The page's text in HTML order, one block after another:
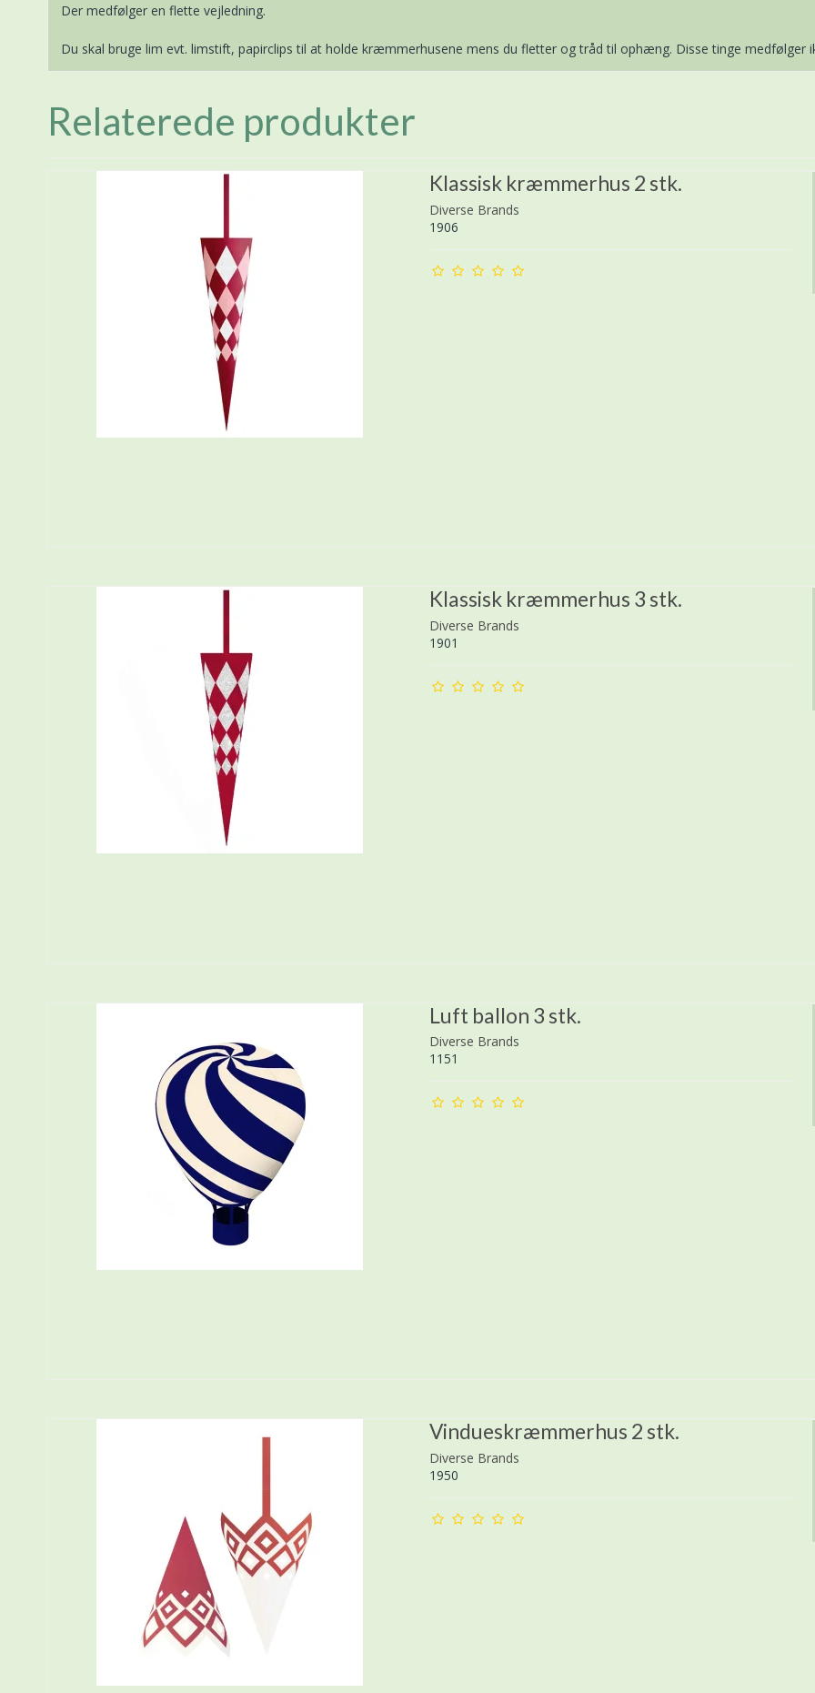
Der medfølger en flette vejledning.
Du skal bruge lim evt. limstift, papirclips til at holde kræmmerhusene mens du fletter og tråd til ophæng. Disse tinge medfølger
Relaterede produkter
Klassisk kræmmerhus 2 stk.
Diverse Brands
1906
Klassisk kræmmerhus 3 stk.
Diverse Brands
1901
Luft ballon 3 stk.
Diverse Brands
1151
Vindueskræmmerhus 2 stk.
Diverse Brands
1950